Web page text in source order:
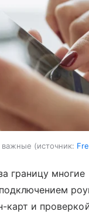
важные источник:
границу многие
карт и